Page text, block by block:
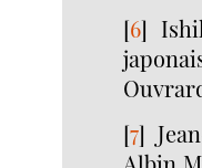
[6]
[7]